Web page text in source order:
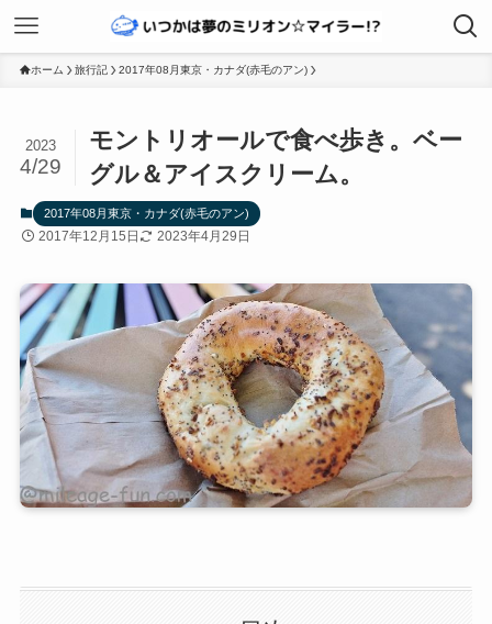
ホーム 旅行記 2017年08月東京・カナダ(赤毛のアン)
モントリオールで食べ歩き。ベー
グル＆アイスクリーム。
2023
4/29
2017年08月東京・カナダ(赤毛のアン)
2017年12月15日 2023年4月29日